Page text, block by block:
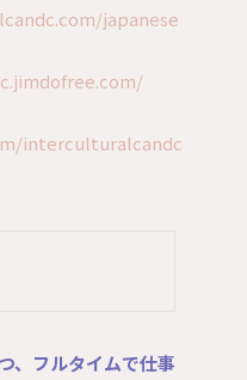
japanese
interculturalcandc
、フルタイムで仕事